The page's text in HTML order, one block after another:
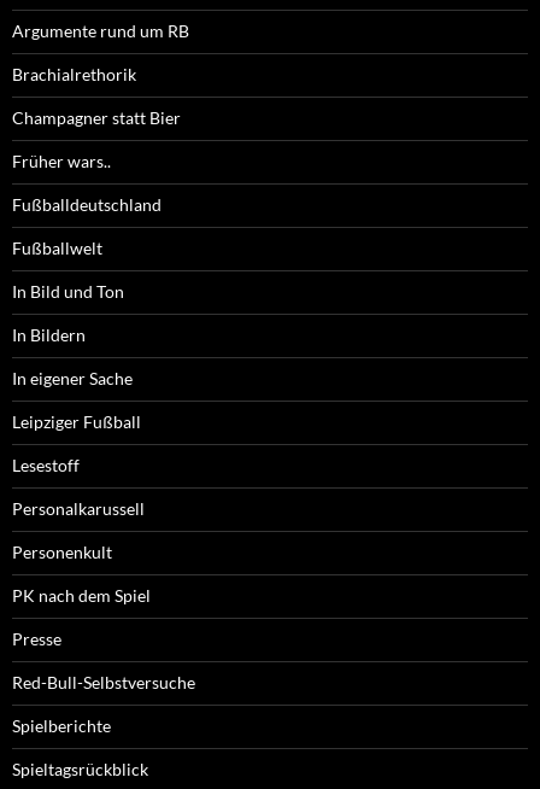
Argumente rund um RB
Brachialrethorik
Champagner statt Bier
Früher wars..
Fußballdeutschland
Fußballwelt
In Bild und Ton
In Bildern
In eigener Sache
Leipziger Fußball
Lesestoff
Personalkarussell
Personenkult
PK nach dem Spiel
Presse
Red-Bull-Selbstversuche
Spielberichte
Spieltagsrückblick